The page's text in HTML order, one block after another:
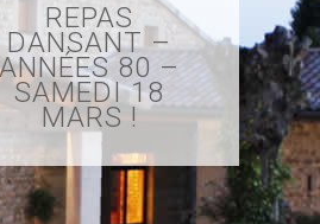
REPAS
DANSANT –
ANNÉES 80 –
SAMEDI 18
MARS !